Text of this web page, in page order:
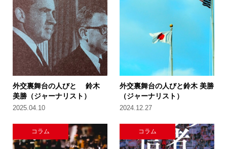
外交裏舞台の人びと 鈴木
美勝（ジャーナリスト）
2025.04.10
外交裏舞台の人びと鈴木 美勝
（ジャーナリスト）
2024.12.27
コラム コラム